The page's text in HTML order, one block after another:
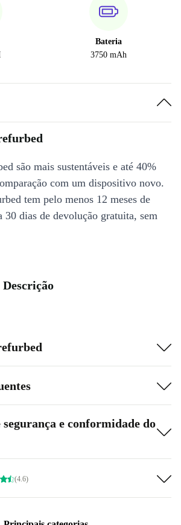
Bateria
3750 mAh
são mais sustentáveis e até 40%
com um dispositivo novo.
tem pelo menos 12 meses de
30 dias de devolução gratuita, sem
e conformidade do
(4.6)